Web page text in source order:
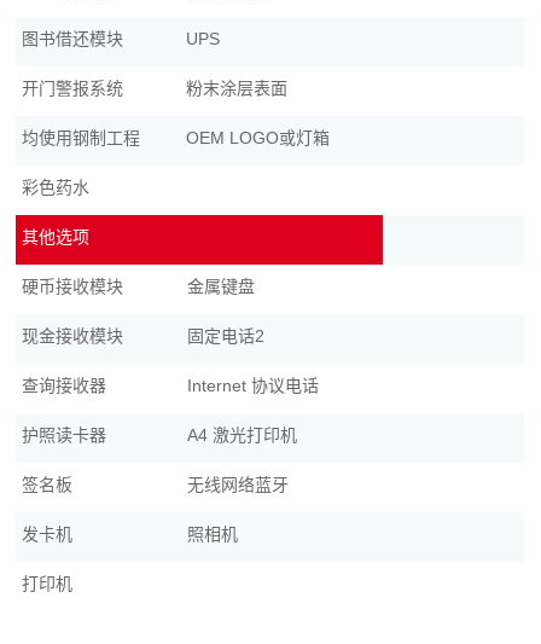
图书借还模块 UPS
开门警报系统 粉末涂层表面
均使用钢制工程 OEM LOGO或灯箱
彩色药水
其他选项
硬币接收模块 金属键盘
现金接收模块 固定电话2
查询接收器 Internet 协议电话
护照读卡器 A4 激光打印机
签名板 无线网络蓝牙
发卡机 照相机
打印机